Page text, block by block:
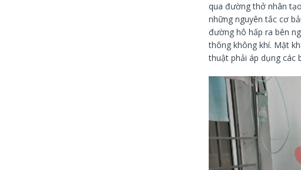
qua đường thở nhân
những nguyên tắc cơ
đường hô hấp ra bên
thông không khí. Mặt
thuật phải áp dụng các